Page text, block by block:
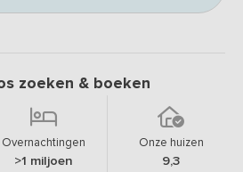
zoeken & boeken
Overnachtingen
>1 miljoen
Onze huizen
9,3